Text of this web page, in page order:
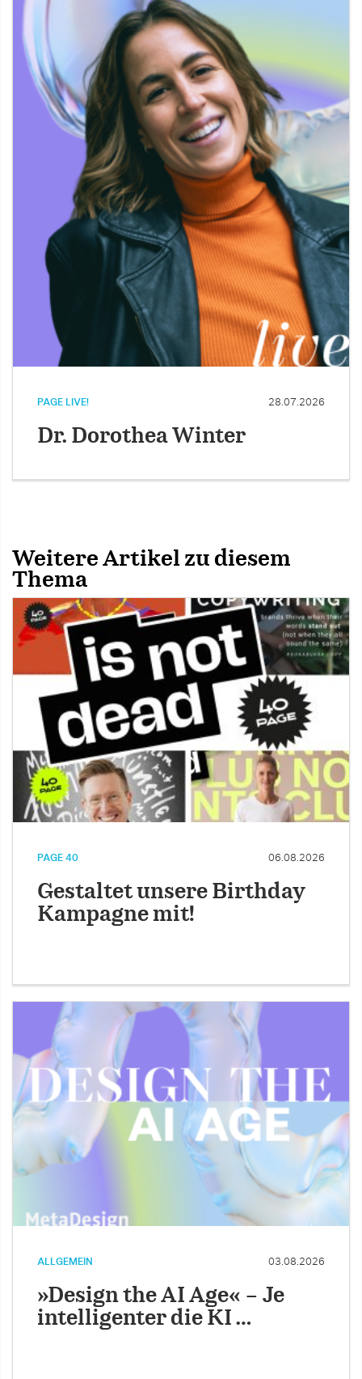
PAGE LIVE! 28.07.2026
Dr. Dorothea Winter
Weitere Artikel zu diesem
Thema
PAGE 40 06.08.2026
Gestaltet unsere Birthday
Kampagne mit!
ALLGEMEIN 03.08.2026
»Design the AI Age« – Je
intelligenter die KI …